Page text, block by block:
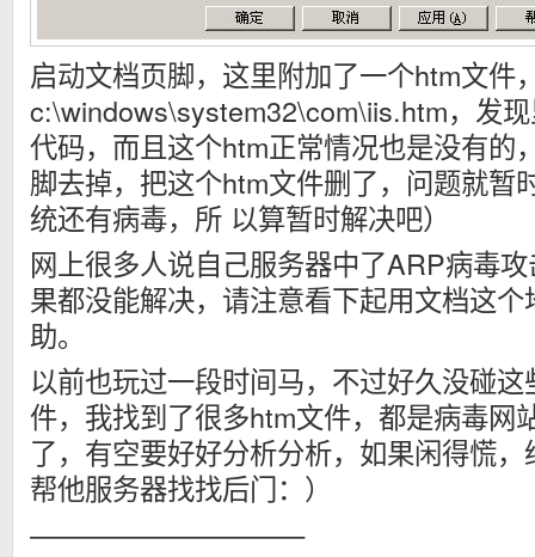
启动文档页脚，这里附加了一个htm文件
c:\windows\system32\com\iis.htm，发
代码，而且这个htm正常情况也是没有的
脚去掉，把这个htm文件删了，问题就暂
统还有病毒，所 以算暂时解决吧）
网上很多人说自己服务器中了ARP病毒
果都没能解决，请注意看下起用文档这
助。
以前也玩过一段时间马，不过好久没碰
件，我找到了很多htm文件，都是病毒网
了，有空要好好分析分析，如果闲得慌
帮他服务器找找后门：）
——————————